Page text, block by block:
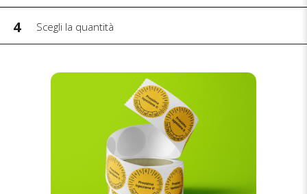
4 Scegli la quantità